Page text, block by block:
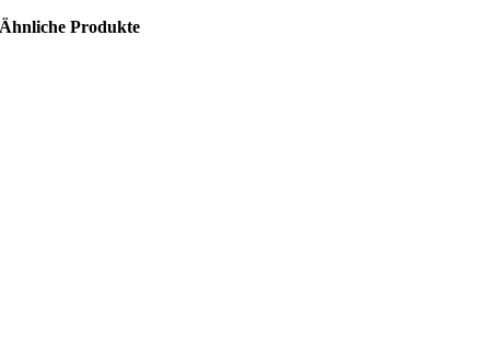
Ähnliche Produkte